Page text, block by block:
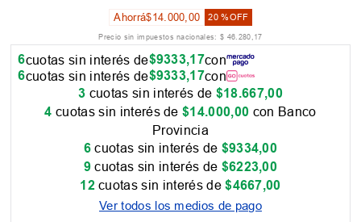
Ahorrá$14.000,00 20 %OFF
Precio sin impuestos nacionales: $ 46.280,17
6cuotas sin interés de$9333,17con
6cuotas sin interés de$9333,17con
3 cuotas sin interés de $18.667,00
4 cuotas sin interés de$14.000,00 con Banco
Provincia
6 cuotas sin interés de $9334,00
9 cuotas sin interés de $6223,00
12 cuotas sin interés de$4667,00
Ver todos los medios de pago